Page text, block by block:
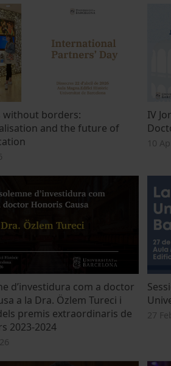
without borders:
and the future of
IV
10
d’investidura com a doctor
a la Dra. Özlem Tureci i
premis extraordinaris de
2023-2024
27